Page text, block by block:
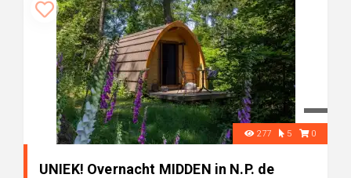
277 5 0
UNIEK! Overnacht MIDDEN in N.P. de